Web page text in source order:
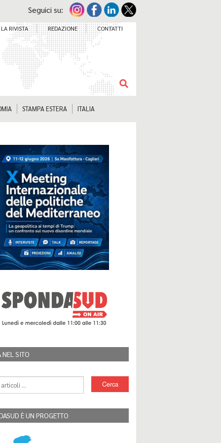
Seguici su:
LA RIVISTA REDAZIONE CONTATTI
STAMPA ESTERA ITALIA
NEL SITO
È UN PROGETTO